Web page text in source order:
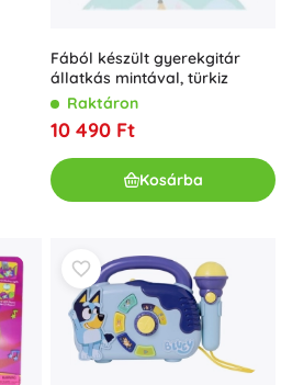
Fából készült gyerekgitár
állatkás mintával, türkiz
Raktáron
10 490 Ft
Kosárba